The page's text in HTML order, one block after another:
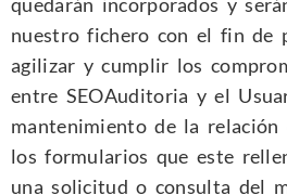
nuestro fichero con el fin de
agilizar y cumplir los
entre SEOAuditoria y el
mantenimiento de la relación
los formularios que este
una solicitud o consulta del